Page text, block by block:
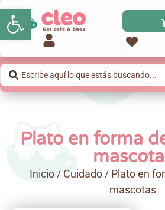
Abrir barra de herramientas
Plato en forma
Inicio/ Cuidado/ Plato en
mascotas